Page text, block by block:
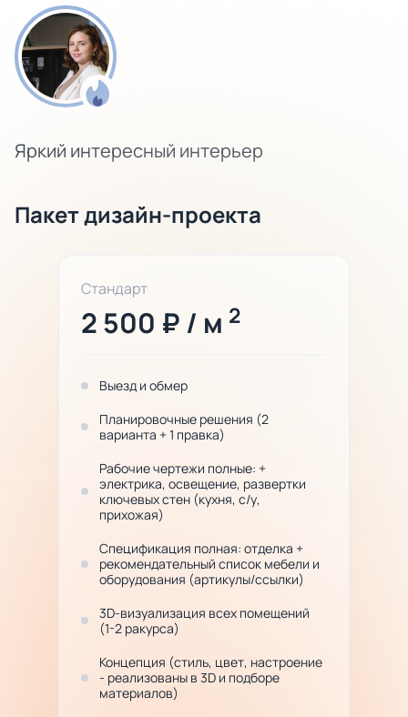
Яркий интересный интерьер
Пакет дизайн-проекта
Стандарт
2 500 ₽ / м 2
Выезд и обмер
Планировочные решения (2
варианта + 1 правка)
Рабочие чертежи полные: +
электрика, освещение, развертки
ключевых стен (кухня, с/у,
прихожая)
Спецификация полная: отделка +
рекомендательный список мебели и
оборудования (артикулы/ссылки)
3D-визуализация всех помещений
(1-2 ракурса)
Концепция (стиль, цвет, настроение
- реализованы в 3D и подборе
материалов)